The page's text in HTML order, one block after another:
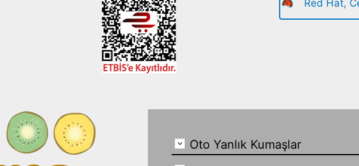
Red Hat,
Oto Yanlık Kumaşlar